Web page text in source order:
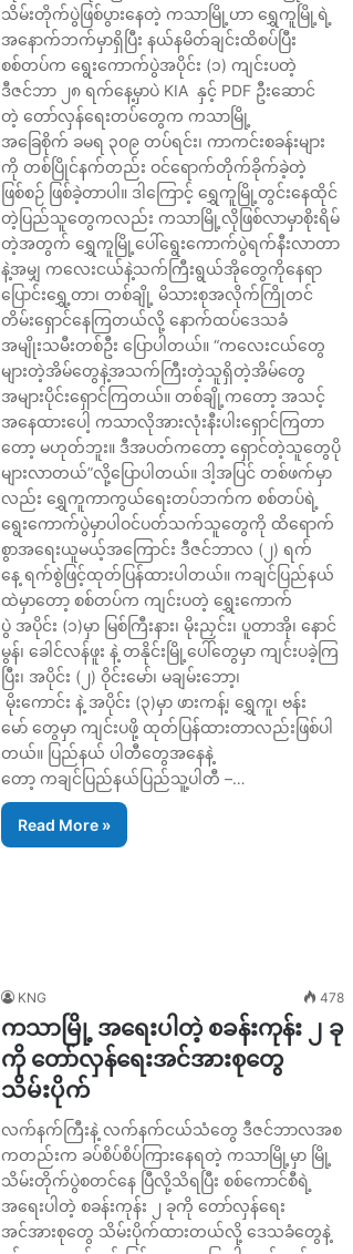
သိမ်းတိုက်ပွဲဖြစ်ပွားနေတဲ့ ကသာမြို့ဟာ ရွှေကူမြို့ရဲ့
အနောက်ဘက်မှာရှိပြီး နယ်နမိတ်ချင်းထိစပ်ပြီး
စစ်တပ်က ရွေးကောက်ပွဲအပိုင်း (၁) ကျင်းပတဲ့
ဒီဇင်ဘာ ၂၈ ရက်နေ့မှာပဲ KIA နှင့် PDF ဦးဆောင်
တဲ့ တော်လှန်ရေးတပ်တွေက ကသာမြို့
အခြေစိုက် ခမရ ၃၀၉ တပ်ရင်း၊ ကာကင်းစခန်းများ
ကို တစ်ပြိုင်နက်တည်း ဝင်ရောက်တိုက်ခိုက်ခဲ့တဲ့
ဖြစ်စဉ် ဖြစ်ခဲ့တာပါ။ ဒါကြောင့် ရွှေကူမြို့တွင်းနေထိုင်
တဲ့ပြည်သူတွေကလည်း ကသာမြို့လိုဖြစ်လာမှာစိုးရိမ်
တဲ့အတွက် ရွှေကူမြို့ပေါ်ရွေးကောက်ပွဲရက်နီးလာတာ
နဲ့အမျှ ကလေးငယ်နဲ့သက်ကြီးရွယ်အိုတွေကိုနေရာ
ပြောင်းရွှေ့တာ၊ တစ်ချို့ မိသားစုအလိုက်ကြိုတင်
တိမ်းရှောင်နေကြတယ်လို့ နောက်ထပ်ဒေသခံ
အမျိုးသမီးတစ်ဦး ပြောပါတယ်။ “ကလေးငယ်တွေ
များတဲ့အိမ်တွေနဲ့အသက်ကြီးတဲ့သူရှိတဲ့အိမ်တွေ
အများပိုင်းရှောင်ကြတယ်။ တစ်ချို့ကတော့ အသင့်
အနေထားပေါ့ ကသာလိုအားလုံးနီးပါးရှောင်ကြတာ
တော့ မဟုတ်ဘူး။ ဒီအပတ်ကတော့ ရှောင်တဲ့သူတွေပို
များလာတယ်”လို့ပြောပါတယ်။ ဒါ့အပြင် တစ်ဖက်မှာ
လည်း ရွှေကူကာကွယ်ရေးတပ်ဘက်က စစ်တပ်ရဲ့
ရွေးကောက်ပွဲမှာပါဝင်ပတ်သက်သူတွေကို ထိရောက်
စွာအရေးယူမယ့်အကြောင်း ဒီဇင်ဘာလ (၂) ရက်
နေ့ ရက်စွဲဖြင့်ထုတ်ပြန်ထားပါတယ်။ ကချင်ပြည်နယ်
ထဲမှာတော့ စစ်တပ်က ကျင်းပတဲ့ ရွှေးကောက်
ပွဲ အပိုင်း (၁)မှာ မြစ်ကြီးနား၊ မိုးညှင်း၊ ပူတာအို၊ နောင်
မွန်၊ ခေါင်လန်ဖူး နဲ့ တနိုင်းမြို့ပေါ်တွေမှာ ကျင်းပခဲ့ကြ
ပြီး၊ အပိုင်း (၂) ဝိုင်းမော်၊ မချမ်းဘော့၊
မိုးကောင်း နဲ့ အပိုင်း (၃)မှာ ဖားကန့်၊ ရွှေကူ၊ ဗန်း
မော် တွေမှာ ကျင်းပဖို့ ထုတ်ပြန်ထားတာလည်းဖြစ်ပါ
တယ်။ ပြည်နယ် ပါတီတွေအနေနဲ့
တော့ ကချင်ပြည်နယ်ပြည်သူ့ပါတီ –…
Read More »
KNG 478
ကသာမြို့ အရေးပါတဲ့ စခန်းကုန်း ၂ ခု
ကို တော်လှန်ရေးအင်အားစုတွေ
သိမ်းပိုက်
လက်နက်ကြီးနဲ့ လက်နက်ငယ်သံတွေ ဒီဇင်ဘာလအစ
ကတည်းက ခပ်စိပ်စိပ်ကြားနေရတဲ့ ကသာမြို့မှာ မြို့
သိမ်းတိုက်ပွဲစတင်နေ ပြီလို့သိရပြီး စစ်ကောင်စီရဲ့
အရေးပါတဲ့ စခန်းကုန်း ၂ ခုကို တော်လှန်ရေး
အင်အားစုတွေ သိမ်းပိုက်ထားတယ်လို့ ဒေသခံတွေနဲ့